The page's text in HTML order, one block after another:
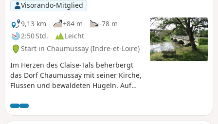
Visorando-Mitglied
9,13 km
+84 m
-78 m
2:50 Std.
Leicht
Start in Chaumussay (Indre-et-Loire)
Im Herzen des Claise-Tals beherbergt
das Dorf Chaumussay mit seiner Kirche,
Flüssen und bewaldeten Hügeln. Auf
erhaltenen Reichtum dieser südlichen
Touraine entdecken.